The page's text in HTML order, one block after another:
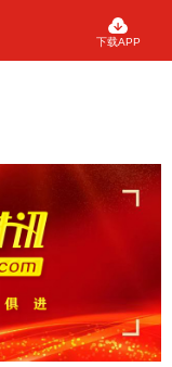
下载APP